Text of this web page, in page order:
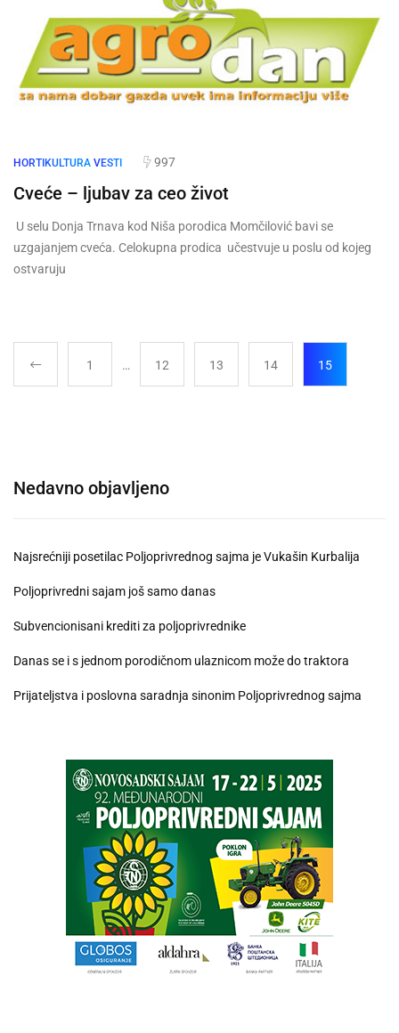
HORTIKULTURA VESTI 997
Cveće – ljubav za ceo život
U selu Donja Trnava kod Niša porodica Momčilović bavi se
uzgajanjem cveća. Celokupna prodica učestvuje u poslu od kojeg
ostvaruju
1 … 12 13 14 15
Nedavno objavljeno
Najsrećniji posetilac Poljoprivrednog sajma je Vukašin Kurbalija
Poljoprivredni sajam još samo danas
Subvencionisani krediti za poljoprivrednike
Danas se i s jednom porodičnom ulaznicom može do traktora
Prijateljstva i poslovna saradnja sinonim Poljoprivrednog sajma